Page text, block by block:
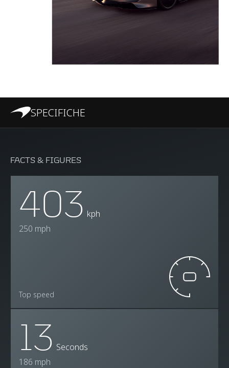
SPECIFICHE
FACTS & FIGURES
403 kph
250 mph
Top speed
13 Seconds
186 mph